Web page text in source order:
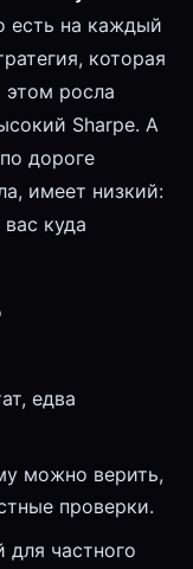
есть на каждый
которая
этом росла
Sharpe. А
дороге
имеет низкий:
куда
едва
можно верить,
проверки.
частного